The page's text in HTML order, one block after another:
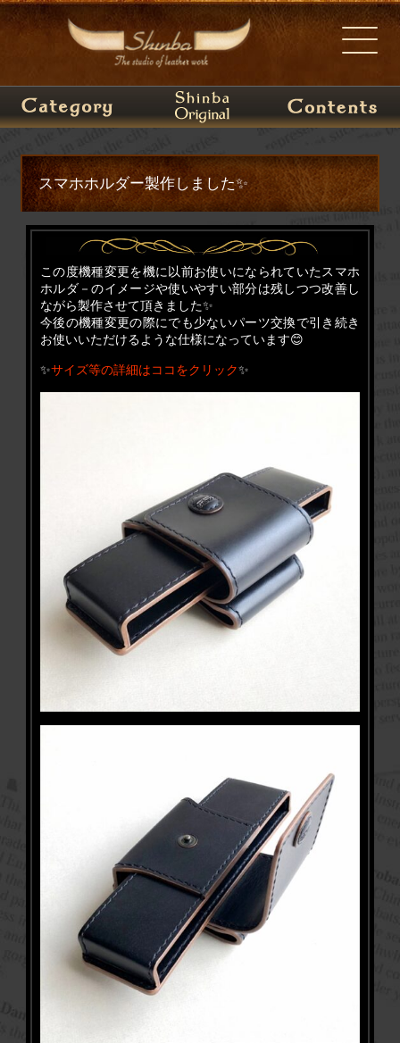
スマホホルダー製作しました✨
この度機種変更を機に以前お使いになられていたスマホ
ホルダ－のイメージや使いやすい部分は残しつつ改善し
ながら製作させて頂きました✨
今後の機種変更の際にでも少ないパーツ交換で引き続き
お使いいただけるような仕様になっています😊
✨サイズ等の詳細はココをクリック✨